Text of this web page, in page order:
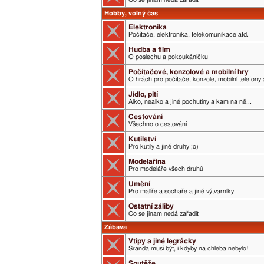
Hobby, volný čas
Elektronika
Počítače, elektronika, telekomunikace atd.
Hudba a film
O poslechu a pokoukáníčku
Počítačové, konzolové a mobilní hry
O hrách pro počítače, konzole, mobilní telefony
Jídlo, pití
Alko, nealko a jiné pochutiny a kam na ně...
Cestování
Všechno o cestování
Kutilství
Pro kutily a jiné druhy ;o)
Modelařina
Pro modeláře všech druhů
Umění
Pro malíře a sochaře a jiné výtvarníky
Ostatní záliby
Co se jinam nedá zařadit
Zábava
Vtipy a jiné legrácky
Sranda musí být, i kdyby na chleba nebylo!